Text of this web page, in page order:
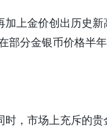
上金价创出历史新
部分金银币价格半
，市场上充斥的贵